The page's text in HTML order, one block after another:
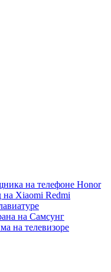
на телефоне Honor
на Xiaomi Redmi
на Самсунг
на телевизоре